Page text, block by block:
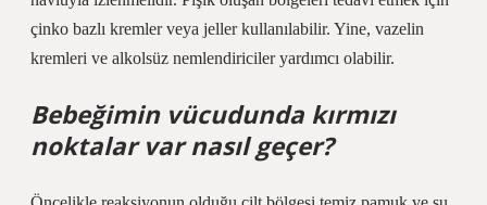
çinko bazlı kremler veya jeller kullanılabilir. Yine, vazelin
kremleri ve alkolsüz nemlendiriciler yardımcı olabilir.
Bebeğimin vücudunda kırmızı
noktalar var nasıl geçer?